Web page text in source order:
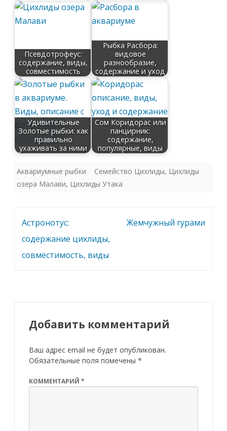
Псевдотрофеус:
содержание, виды,
совместимость
Рыбка Расбора:
видовое
разнообразие,
содержание и уход
Удивительные
Золотые рыбки: как
правильно
ухаживать за ними
Сом Коридорас или
панцирник:
содержание,
популярные, виды
Аквариумные рыбки Семейство Цихлиды, Цихлиды
озера Малави, Цихлиды Утака
Навигация
по
записям
Астронотус:
содержание цихлиды,
совместимость, виды
Жемчужный гурами
Добавить комментарий
Ваш адрес email не будет опубликован.
Обязательные поля помечены *
КОММЕНТАРИЙ *